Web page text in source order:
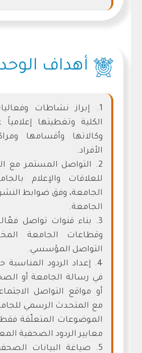
أهداف
1. إبراز نشاطات
الكلية وتغطيتها
وكالاتها وأقسامها
الأفراد.
2. التواصل المستمر مع
للعلاقات والإعلام
الجامعة، وفق ضوابط النشر
الجامعة.
3. بناء قنوات تواصل
وقطاعات الجامعة
التواصل المؤسسي.
4. إعداد الردود المناسبة
في رسالة الجامعة أو
أو مواقع التواصل
مع المتحدث الرسمي
الموضوعات المتعلّقة فقط
معايير الردود الصحفية
5. صياغة البيانات